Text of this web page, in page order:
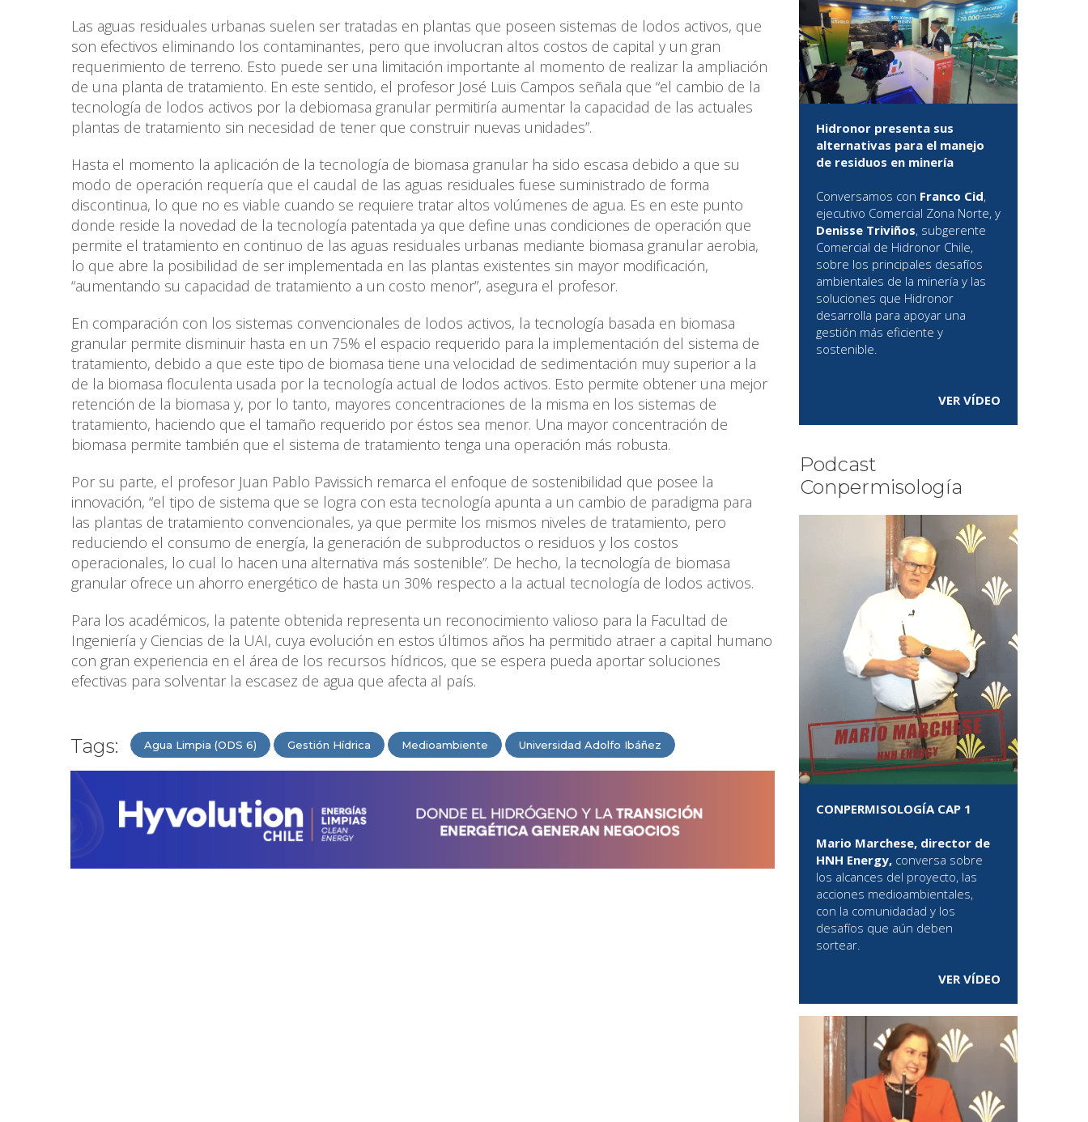
Las aguas residuales urbanas suelen ser tratadas en plantas que poseen sistemas de lodos activos, que
son efectivos eliminando los contaminantes, pero que involucran altos costos de capital y un gran
requerimiento de terreno. Esto puede ser una limitación importante al momento de realizar la ampliación
de una planta de tratamiento. En este sentido, el profesor José Luis Campos señala que “el cambio de la
tecnología de lodos activos por la debiomasa granular permitiría aumentar la capacidad de las actuales
plantas de tratamiento sin necesidad de tener que construir nuevas unidades”.
Hasta el momento la aplicación de la tecnología de biomasa granular ha sido escasa debido a que su
modo de operación requería que el caudal de las aguas residuales fuese suministrado de forma
discontinua, lo que no es viable cuando se requiere tratar altos volúmenes de agua. Es en este punto
donde reside la novedad de la tecnología patentada ya que define unas condiciones de operación que
permite el tratamiento en continuo de las aguas residuales urbanas mediante biomasa granular aerobia,
lo que abre la posibilidad de ser implementada en las plantas existentes sin mayor modificación,
“aumentando su capacidad de tratamiento a un costo menor”, asegura el profesor.
En comparación con los sistemas convencionales de lodos activos, la tecnología basada en biomasa
granular permite disminuir hasta en un 75% el espacio requerido para la implementación del sistema de
tratamiento, debido a que este tipo de biomasa tiene una velocidad de sedimentación muy superior a la
de la biomasa floculenta usada por la tecnología actual de lodos activos. Esto permite obtener una mejor
retención de la biomasa y, por lo tanto, mayores concentraciones de la misma en los sistemas de
tratamiento, haciendo que el tamaño requerido por éstos sea menor. Una mayor concentración de
biomasa permite también que el sistema de tratamiento tenga una operación más robusta.
Por su parte, el profesor Juan Pablo Pavissich remarca el enfoque de sostenibilidad que posee la
innovación, “el tipo de sistema que se logra con esta tecnología apunta a un cambio de paradigma para
las plantas de tratamiento convencionales, ya que permite los mismos niveles de tratamiento, pero
reduciendo el consumo de energía, la generación de subproductos o residuos y los costos
operacionales, lo cual lo hacen una alternativa más sostenible”. De hecho, la tecnología de biomasa
granular ofrece un ahorro energético de hasta un 30% respecto a la actual tecnología de lodos activos.
Para los académicos, la patente obtenida representa un reconocimiento valioso para la Facultad de
Ingeniería y Ciencias de la UAI, cuya evolución en estos últimos años ha permitido atraer a capital humano
con gran experiencia en el área de los recursos hídricos, que se espera pueda aportar soluciones
efectivas para solventar la escasez de agua que afecta al país.
Tags: Agua Limpia (ODS 6) Gestión Hídrica Medioambiente Universidad Adolfo Ibáñez
Hidronor presenta sus
alternativas para el manejo
de residuos en minería
Conversamos con Franco Cid,
ejecutivo Comercial Zona Norte, y
Denisse Triviños, subgerente
Comercial de Hidronor Chile,
sobre los principales desafíos
ambientales de la minería y las
soluciones que Hidronor
desarrolla para apoyar una
gestión más eficiente y
sostenible.
VER VÍDEO
Podcast
Conpermisología
CONPERMISOLOGÍA CAP 1
Mario Marchese, director de
HNH Energy, conversa sobre
los alcances del proyecto, las
acciones medioambientales,
con la comunidadad y los
desafíos que aún deben
sortear.
VER VÍDEO